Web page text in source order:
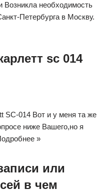
необходимость
Петербурга в Москву.
sc 014
SC-014 Вот и у меня та же
ниже Вашего,но я
»
или
в чем